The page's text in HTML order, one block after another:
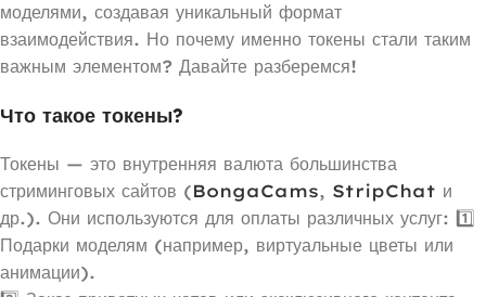
моделями, создавая уникальный формат
взаимодействия. Но почему именно токены стали таким
важным элементом? Давайте разберемся!
Что такое токены?
Токены — это внутренняя валюта большинства
стриминговых сайтов (BongaCams, StripChat и
др.). Они используются для оплаты различных услуг: 1️⃣
Подарки моделям (например, виртуальные цветы или
анимации).